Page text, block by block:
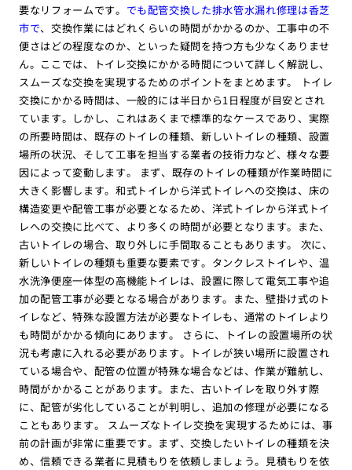
要なリフォームです。 でも配管交換した排水管水漏れ修理は香芝
市で、交換作業にはどれくらいの時間がかかるのか、工事中の不
便さはどの程度なのか、といった疑問を持つ方も少なくありませ
ん。ここでは、トイレ交換にかかる時間について詳しく解説し、
スムーズな交換を実現するためのポイントをまとめます。 トイレ
交換にかかる時間は、一般的には半日から1日程度が目安とされ
ています。しかし、これはあくまで標準的なケースであり、実際
の所要時間は、既存のトイレの種類、新しいトイレの種類、設置
場所の状況、そして工事を担当する業者の技術力など、様々な要
因によって変動します。 まず、既存のトイレの種類が作業時間に
大きく影響します。和式トイレから洋式トイレへの交換は、床の
構造変更や配管工事が必要となるため、洋式トイレから洋式トイ
レへの交換に比べて、より多くの時間が必要となります。また、
古いトイレの場合、取り外しに手間取ることもあります。 次に、
新しいトイレの種類も重要な要素です。タンクレストイレや、温
水洗浄便座一体型の高機能トイレは、設置に際して電気工事や追
加の配管工事が必要となる場合があります。また、壁掛け式のト
イレなど、特殊な設置方法が必要なトイレも、通常のトイレより
も時間がかかる傾向にあります。 さらに、トイレの設置場所の状
況も考慮に入れる必要があります。トイレが狭い場所に設置され
ている場合や、配管の位置が特殊な場合などは、作業が難航し、
時間がかかることがあります。また、古いトイレを取り外す際
に、配管が劣化していることが判明し、追加の修理が必要になる
こともあります。 スムーズなトイレ交換を実現するためには、事
前の計画が非常に重要です。まず、交換したいトイレの種類を決
め、信頼できる業者に見積もりを依頼しましょう。見積もりを依